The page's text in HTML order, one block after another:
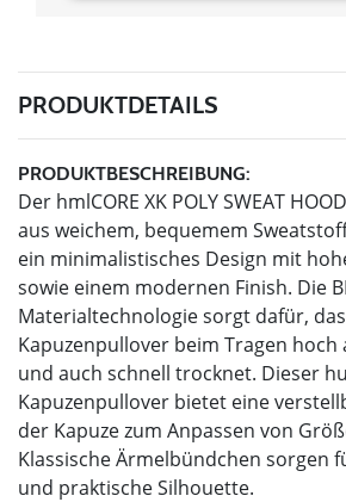
PRODUKTDETAILS
PRODUKTBESCHREIBUNG:
Der hmlCORE XK POLY SWEAT
aus weichem, bequemem
ein minimalistisches Design mit
sowie einem modernen Finish. Die
Materialtechnologie sorgt dafür,
Kapuzenpullover beim Tragen
und auch schnell trocknet. Dieser
Kapuzenpullover bietet eine
der Kapuze zum Anpassen von
Klassische Ärmelbündchen sorgen
und praktische Silhouette.